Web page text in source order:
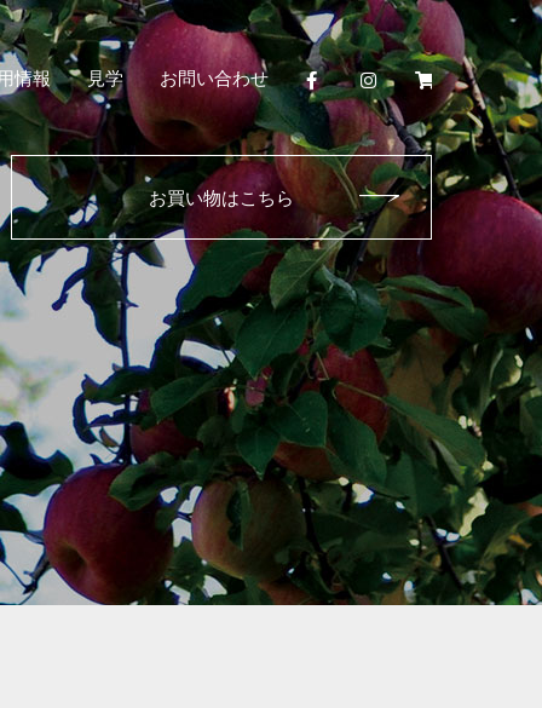
ョ
ッ
ピ
ン
グ
instagram
facebook
お問い合わせ
見学
情報
お買い物はこちら